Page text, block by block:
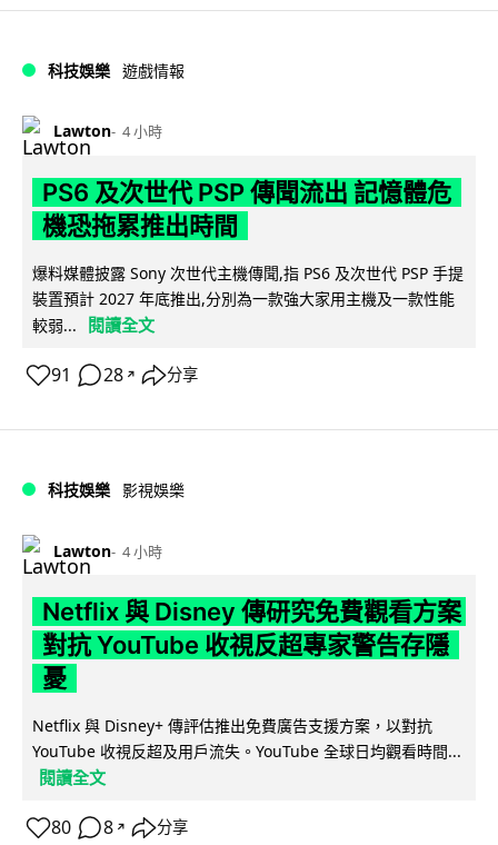
科技娛樂 遊戲情報
Lawton 4 小時
PS6 及次世代 PSP 傳聞流出 記憶體危
機恐拖累推出時間
爆料媒體披露 Sony 次世代主機傳聞,指 PS6 及次世代 PSP 手提
裝置預計 2027 年底推出,分別為一款強大家用主機及一款性能
較弱...
閱讀全文
91 28 ↗ 分享
科技娛樂 影視娛樂
Lawton 4 小時
Netflix 與 Disney 傳研究免費觀看方案
對抗 YouTube 收視反超專家警告存隱
憂
Netflix 與 Disney+ 傳評估推出免費廣告支援方案，以對抗
YouTube 收視反超及用戶流失。YouTube 全球日均觀看時間...
閱讀全文
80 8 ↗ 分享